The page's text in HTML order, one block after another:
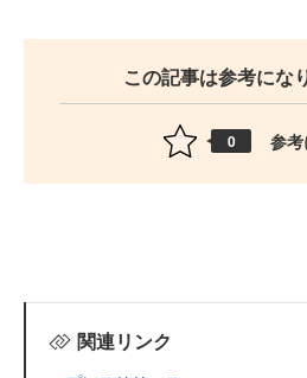
この記事は参考にな
0 参
関連リンク